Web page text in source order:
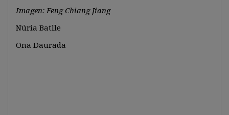
Imagen: Feng Chiang Jiang
Núria Batlle
Ona Daurada